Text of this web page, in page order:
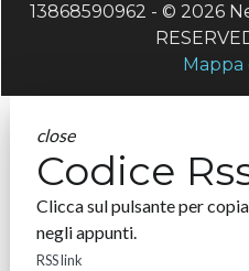
13868590962 - © 2026
Mappa
close
Codice
Clicca sul pulsante per
negli appunti.
RSS link